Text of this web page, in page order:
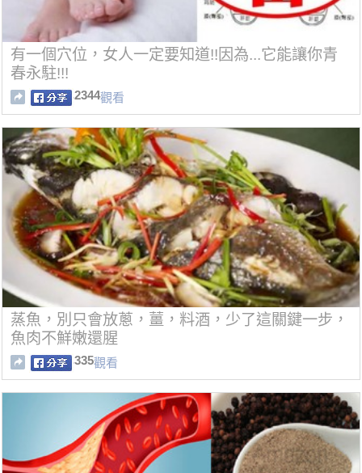
有一個穴位，女人一定要知道!!因為...它能讓你青
春永駐!!!
2344觀看
蒸魚，別只會放蔥，薑，料酒，少了這關鍵一步，
魚肉不鮮嫩還腥
335觀看